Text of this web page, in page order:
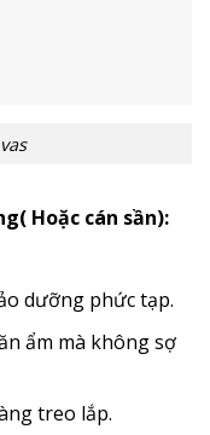
Hoặc cán sần):
dưỡng phức tạp.
ẩm mà không sợ
treo lắp.